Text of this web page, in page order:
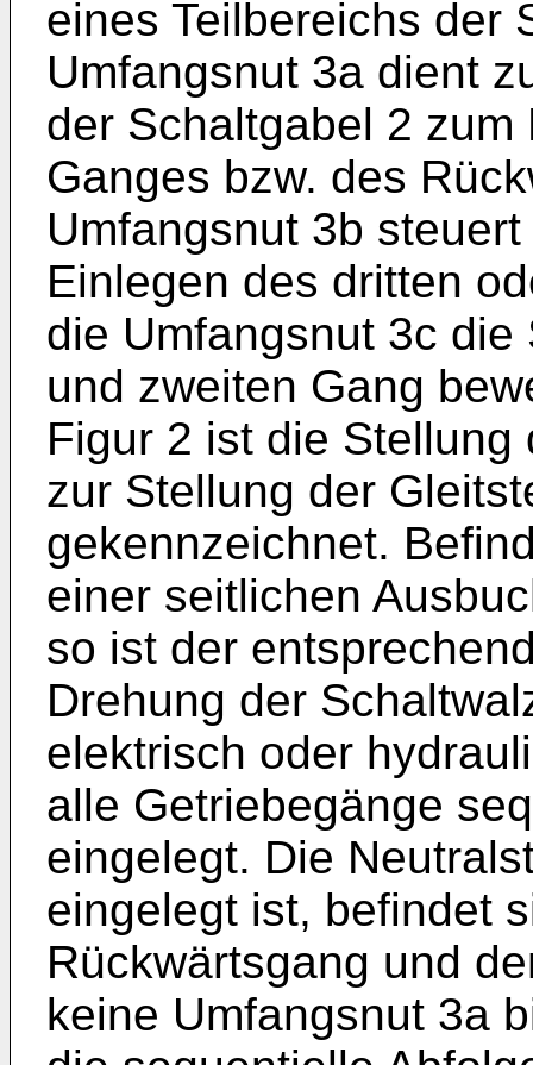
eines Teilbereichs der
Umfangsnut 3a dient
der Schaltgabel 2
Ganges bzw. des
Umfangsnut 3b
Einlegen des dritten
die Umfangsnut 3c
und zweiten Gang
Figur 2 ist die
zur Stellung der
gekennzeichnet.
einer seitlichen
so ist der
Drehung der
elektrisch oder
alle Getriebegänge
eingelegt. Die
eingelegt ist, befindet
Rückwärtsgang und
keine Umfangsnut 3a